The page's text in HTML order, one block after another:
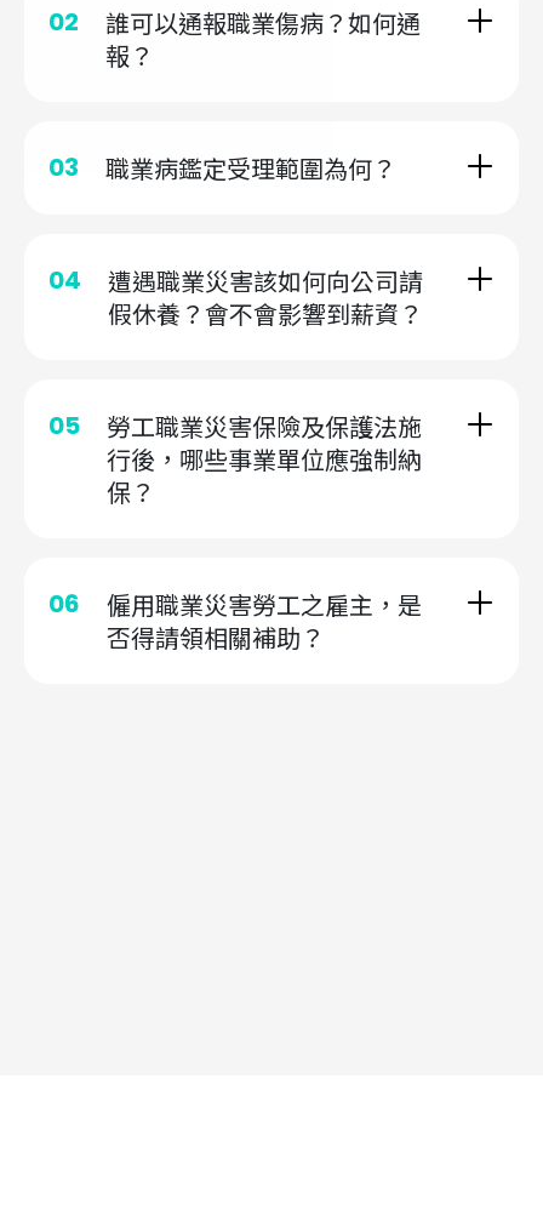
02
誰可以通報職業傷病？如何通
報？
03 職業病鑑定受理範圍為何？
04
遭遇職業災害該如何向公司請
假休養？會不會影響到薪資？
05
勞工職業災害保險及保護法施
行後，哪些事業單位應強制納
保？
06
僱用職業災害勞工之雇主，是
否得請領相關補助？